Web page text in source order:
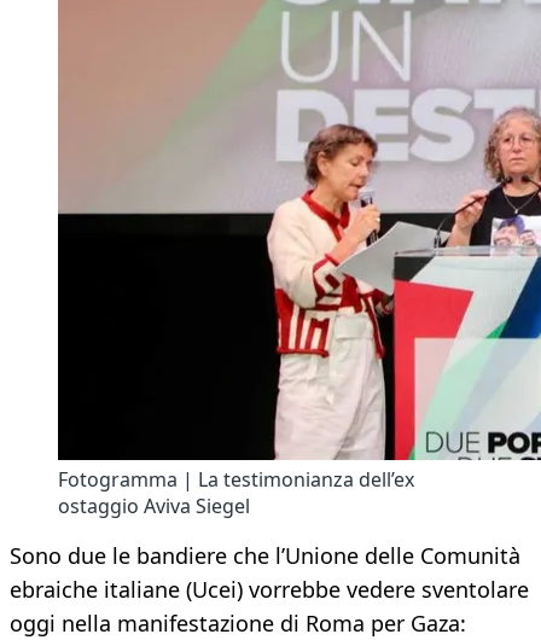
Fotogramma | La testimonianza dell’ex
ostaggio Aviva Siegel
Sono due le bandiere che l’Unione delle Comunità
ebraiche italiane (Ucei) vorrebbe vedere sventolare
oggi nella manifestazione di Roma per Gaza: